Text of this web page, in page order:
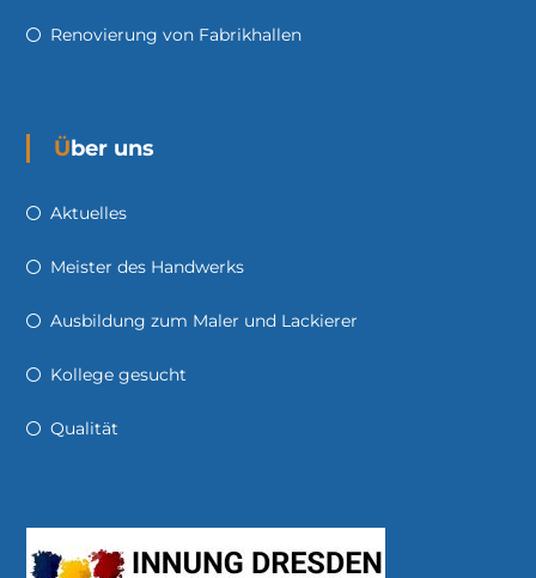
Renovierung von Fabrikhallen
Über uns
Aktuelles
Meister des Handwerks
Ausbildung zum Maler und Lackierer
Kollege gesucht
Qualität